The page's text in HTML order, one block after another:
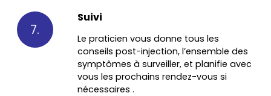
7.
Suivi
Le praticien vous donne tous les
conseils post-injection, l’ensemble des
symptômes à surveiller, et planifie avec
vous les prochains rendez-vous si
nécessaires .